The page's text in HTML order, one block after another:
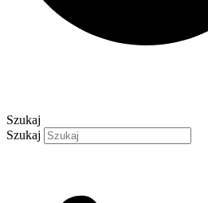
Szukaj
Szukaj